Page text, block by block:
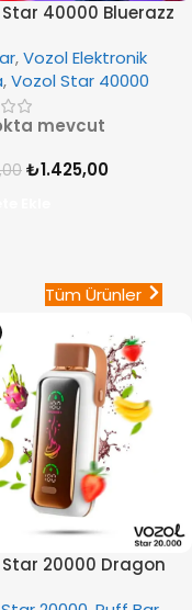
40000 Bluerazz
,Vozol Elektronik
,Vozol Star 40000
mevcut
₺1.425,00
Tüm Ürünler
20000 Dragon